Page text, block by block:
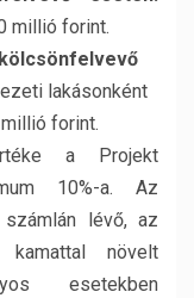
millió forint.
lakásonként
forint.
a Projekt
10%-a. Az
számlán lévő, az
növelt
esetekben